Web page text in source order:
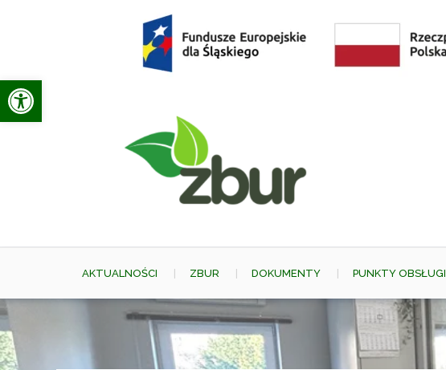
Otwórz pasek narzędzi
AKTUALNOŚCI ZBUR DOKUMENTY PUNKTY OBSŁUGI